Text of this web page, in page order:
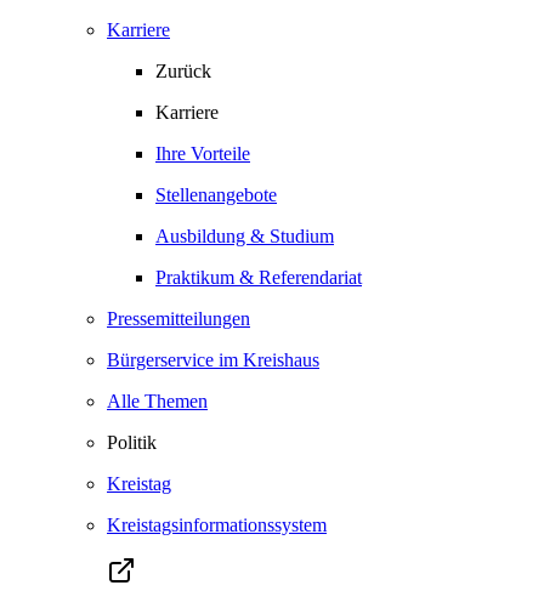
Karriere
Zurück
Karriere
Ihre Vorteile
Stellenangebote
Ausbildung & Studium
Praktikum & Referendariat
Pressemitteilungen
Bürgerservice im Kreishaus
Alle Themen
Politik
Kreistag
Kreistagsinformationssystem